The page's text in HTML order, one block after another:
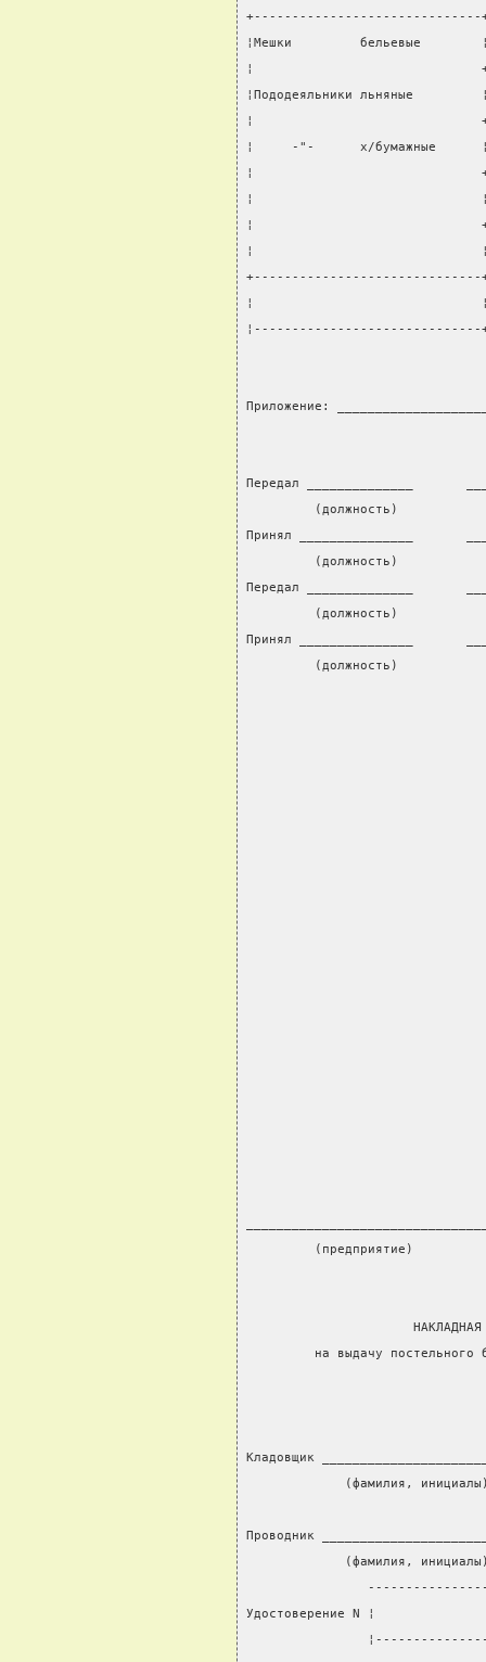
+------------------------------
¦Мешки         бельевые
¦
¦Пододеяльники
¦
¦     -"-      х/бумажные
¦
¦
¦
¦
+------------------------------
¦
Приложение:
Передал ______________
(должность)
Принял _______________
(должность)
Передал ______________
(должность)
Принял _______________
(должность)
         (предприятие)
на выдачу постельного
Кладовщик
(фамилия,
Проводник
(фамилия,
Удостоверение N ¦